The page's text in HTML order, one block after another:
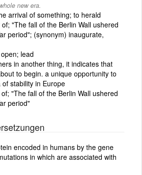
new era.
arrival of something; to herald
"The fall of the Berlin Wall ushered
period"; (synonym) inaugurate,
lead
in another thing, it indicates that
to begin. a unique opportunity to
stability in Europe
"The fall of the Berlin Wall ushered
period"
encoded in humans by the gene
in which are associated with